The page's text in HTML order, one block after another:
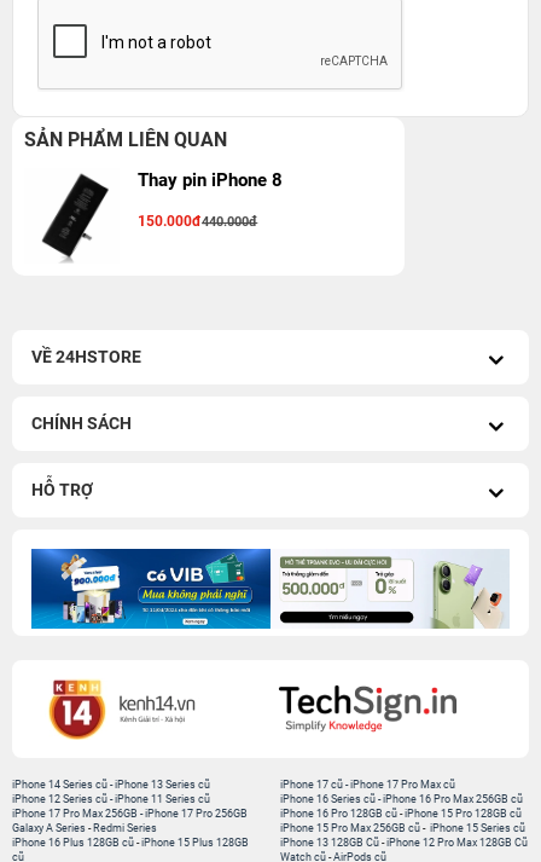
SẢN PHẨM LIÊN QUAN
Thay pin iPhone 8
150.000đ440.000đ
VỀ 24HSTORE
CHÍNH SÁCH
HỖ TRỢ
iPhone 14 Series cũ -iPhone 13 Series cũ
iPhone 12 Series cũ -iPhone 11 Series cũ
iPhone 17 Pro Max 256GB -iPhone 17 Pro 256GB
Galaxy A Series - Redmi Series
iPhone 17 cũ-iPhone 17 Pro Max cũ
iPhone 16 Series cũ- iPhone 16 Pro Max 256GB cũ
iPhone 16 Pro 128GB cũ-iPhone 15 Pro 128GB cũ
iPhone 15 Pro Max 256GB cũ- iPhone 15 Series cũ
iPhone 16 Plus 128GB cũ -iPhone 15 Plus 128GB
cũ
iPhone 13 128GB Cũ-iPhone 12 Pro Max 128GB Cũ
Watch cũ-AirPods cũ